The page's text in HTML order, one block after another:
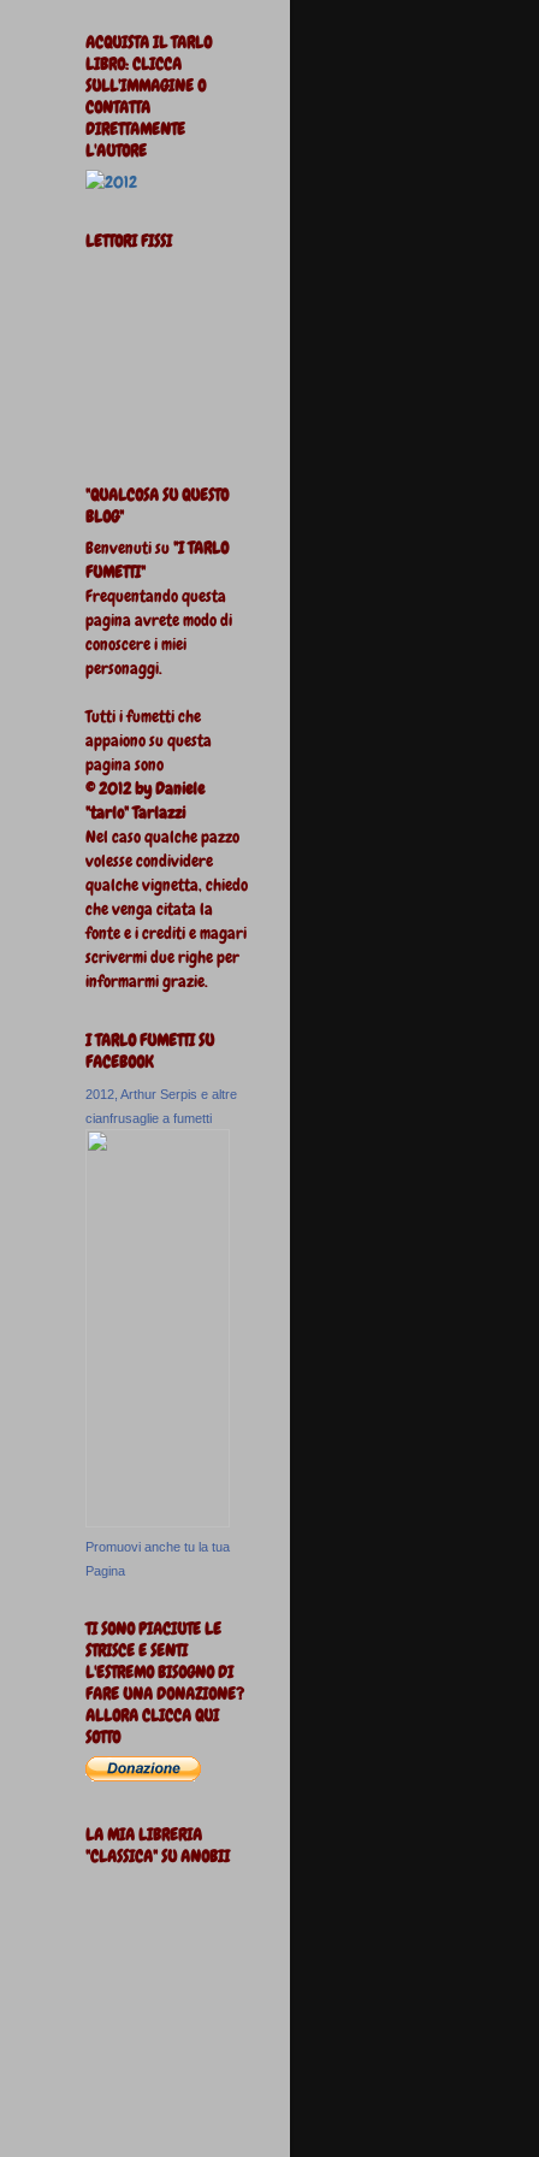
ACQUISTA IL TARLO
LIBRO: CLICCA
SULL'IMMAGINE O
CONTATTA
DIRETTAMENTE
L'AUTORE
LETTORI FISSI
"QUALCOSA SU QUESTO
BLOG"
Benvenuti su"I TARLO
FUMETTI"
Frequentando questa
pagina avrete modo di
conoscere i miei
personaggi.
Tutti i fumetti che
appaiono su questa
pagina sono
© 2012 by Daniele
"tarlo" Tarlazzi
Nel caso qualche pazzo
volesse condividere
qualche vignetta, chiedo
che venga citata la
fonte e i crediti e magari
scrivermi due righe per
informarmi grazie.
I TARLO FUMETTI SU
FACEBOOK
2012, Arthur Serpis e altre
cianfrusaglie a fumetti
Promuovi anche tu la tua
Pagina
TI SONO PIACIUTE LE
STRISCE E SENTI
L'ESTREMO BISOGNO DI
FARE UNA DONAZIONE?
ALLORA CLICCA QUI
SOTTO
LA MIA LIBRERIA
"CLASSICA" SU ANOBII